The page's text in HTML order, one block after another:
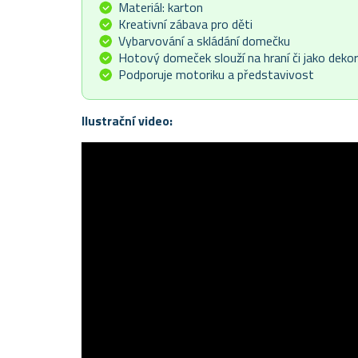
Materiál: karton
Kreativní zábava pro děti
Vybarvování a skládání domečku
Hotový domeček slouží na hraní či jako
Podporuje motoriku a představivost
Ilustrační video: